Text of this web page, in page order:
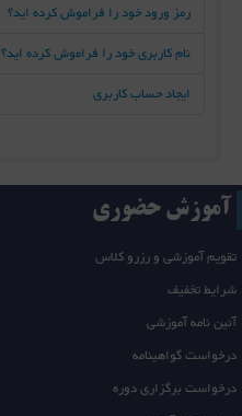
رمز ورود خود را فراموش کرده اید؟
نام کاربری خود را فراموش کرده اید؟
ایجاد حساب کاربری
آموزش حضوری
تقویم آموزشی و رزرو کلاس
شرایط تخفیف
آئین نامه آموزشی
درخواست گواهینامه
درخواست برگزاری دوره